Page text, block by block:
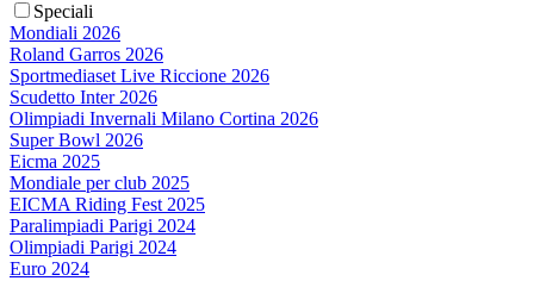
Speciali
Mondiali 2026
Roland Garros 2026
Sportmediaset Live Riccione 2026
Scudetto Inter 2026
Olimpiadi Invernali Milano Cortina 2026
Super Bowl 2026
Eicma 2025
Mondiale per club 2025
EICMA Riding Fest 2025
Paralimpiadi Parigi 2024
Olimpiadi Parigi 2024
Euro 2024